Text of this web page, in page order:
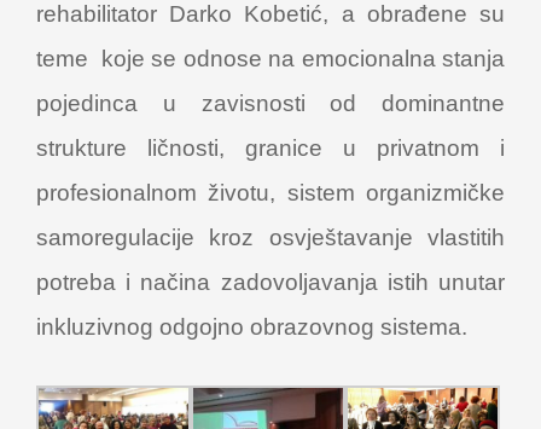
rehabilitator Darko Kobetić, a obrađene su
teme koje se odnose na emocionalna stanja
pojedinca u zavisnosti od dominantne
strukture ličnosti, granice u privatnom i
profesionalnom životu, sistem organizmičke
samoregulacije kroz osvještavanje vlastitih
potreba i načina zadovoljavanja istih unutar
inkluzivnog odgojno obrazovnog sistema.